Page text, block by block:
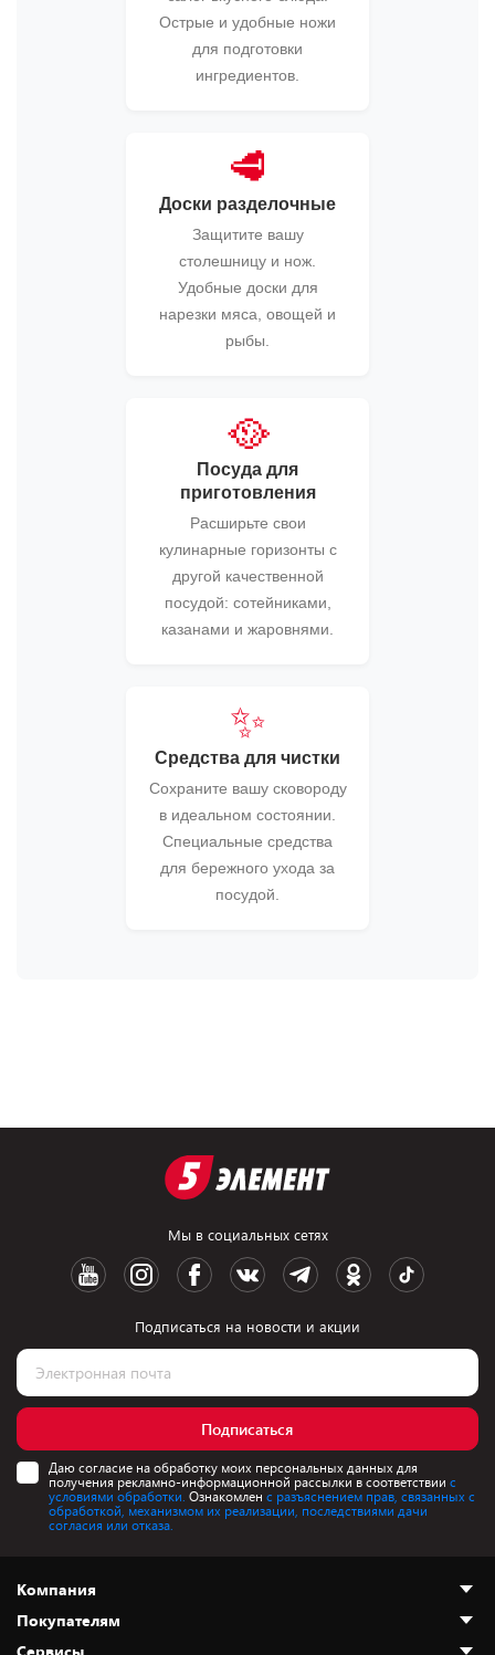
Острые и удобные ножи
для подготовки
ингредиентов.
🥩
Доски разделочные
Защитите вашу
столешницу и нож.
Удобные доски для
нарезки мяса, овощей и
рыбы.
🥘
Посуда для
приготовления
Расширьте свои
кулинарные горизонты с
другой качественной
посудой: сотейниками,
казанами и жаровнями.
✨
Средства для чистки
Сохраните вашу сковороду
в идеальном состоянии.
Специальные средства
для бережного ухода за
посудой.
Мы в социальных сетях
Подписаться на новости и акции
Подписаться
Даю согласие на обработку моих персональных данных для
получения рекламно-информационной рассылки в соответствии с
условиями обработки. Ознакомлен с разъяснением прав, связанных с
обработкой, механизмом их реализации, последствиями дачи
согласия или отказа.
Компания
О нас
Покупателям